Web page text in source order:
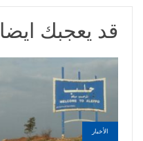
قد يعجبك ايضا
الأخبار